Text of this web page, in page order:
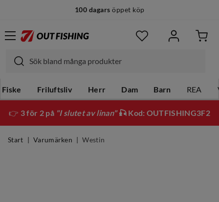
100 dagars öppet köp
Fiske Friluftsliv Herr Dam Barn REA
👉 3 för 2 på "I slutet av linan"🎣 Kod: OUTFISHING3F2
Start Varumärken Westin